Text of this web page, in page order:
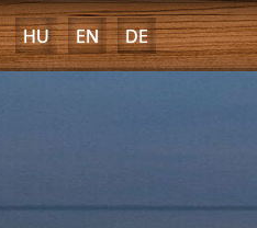
HU EN DE